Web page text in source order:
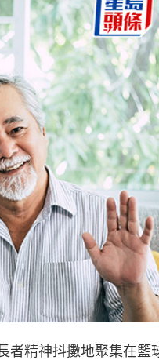
者精神抖擻地聚集在籃